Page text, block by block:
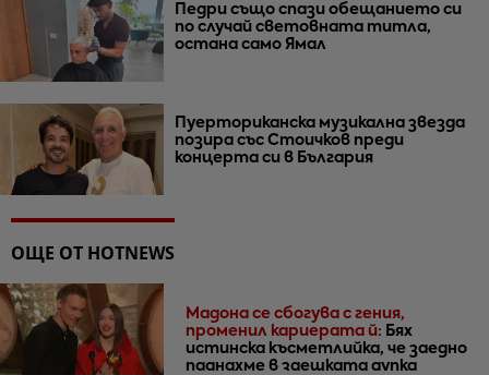
Педри също спази обещанието си
по случай световната титла,
остана само Ямал
Пуерториканска музикална звезда
позира със Стоичков преди
концерта си в България
ОЩЕ ОТ HOTNEWS
Мадона се сбогува с гения,
променил кариерата й: Бях
истинска късметлийка, че заедно
паднахме в заешката дупка